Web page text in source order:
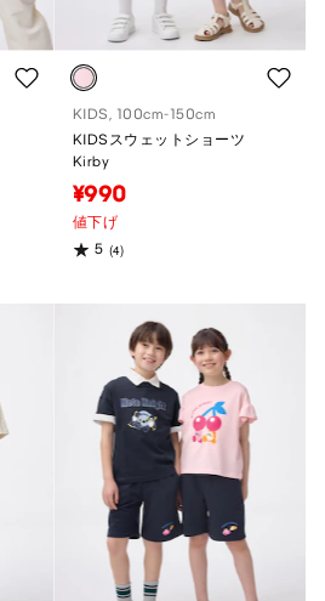
KIDS, 100cm-150cm
KIDSスウェットショーツ
Kirby
¥990
値下げ
5 (4)